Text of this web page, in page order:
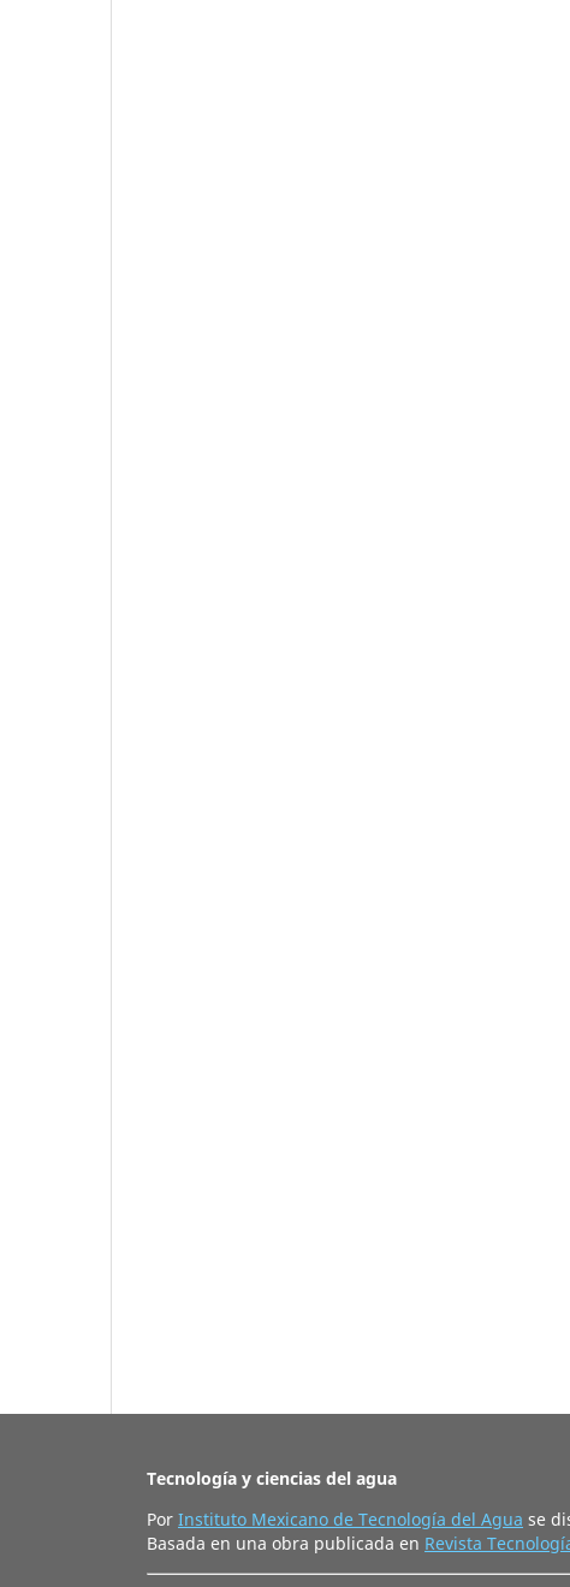
Tecnología y ciencias del agua
Por Instituto Mexicano de Tecnología del Agua se
Basada en una obra publicada en Revista